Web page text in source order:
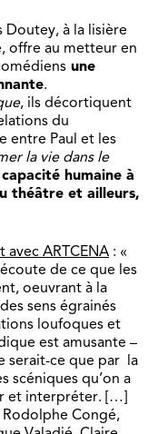
Doutey, à la lisière
offre au metteur en
une
.
, ils décortiquent
du
entre Paul et les
la vie dans le
humaine à
théâtre et ailleurs,
ARTCENA : «
de ce que les
oeuvrant à la
sens égrainés
loufoques et
est amusante –
serait-ce que par la
scéniques qu’on a
et interpréter. […]
Congé,